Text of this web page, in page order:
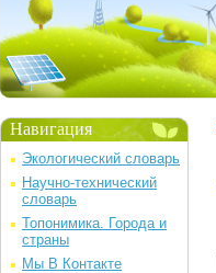
Навигация
Экологический словарь
Научно-технический
словарь
Топонимика. Города и
страны
Мы В Контакте